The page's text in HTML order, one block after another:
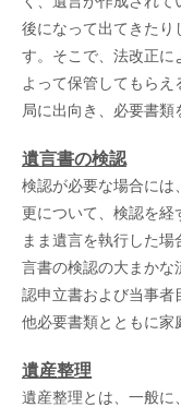
後になって出てきたり
す。そこで、法改正に
よって保管してもら
局に出向き、必要書類
遺言書の検認
検認が必要な場合には、
更について、検認を経
まま遺言を執行した
言書の検認の大まかな
認申立書および当事者
他必要書類とともに家
遺産整理
遺産整理とは、一般に